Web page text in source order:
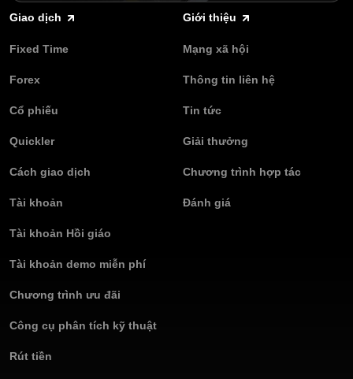
Giao dịch
Fixed Time
Forex
Cổ phiếu
Quickler
Cách giao dịch
Tài khoản
Tài khoản Hồi giáo
Tài khoản demo miễn phí
Chương trình ưu đãi
Công cụ phân tích kỹ thuật
Rút tiền
Giới thiệu
Mạng xã hội
Thông tin liên hệ
Tin tức
Giải thưởng
Chương trình hợp tác
Đánh giá